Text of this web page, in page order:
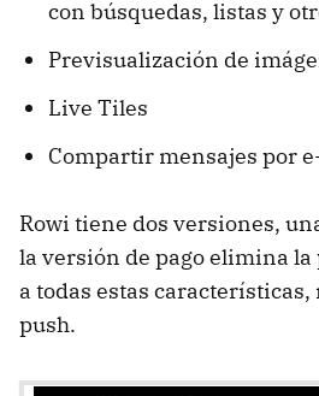
con búsquedas, listas y
Previsualización de
Live Tiles
Compartir mensajes por
Rowi tiene dos versiones,
la versión de pago elimina
a todas estas
push.